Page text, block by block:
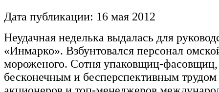
Дата публикации: 16 мая 2012
Неудачная неделька выдалась для
«Инмарко». Взбунтовался персонал
мороженого. Сотня упаковщиц-
бесконечным и бесперспективным трудом